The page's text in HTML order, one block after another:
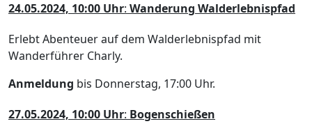
24.05.2024, 10:00 Uhr: Wanderung Walderlebnispfad
Erlebt Abenteuer auf dem Walderlebnispfad mit
Wanderführer Charly.
Anmeldung bis Donnerstag, 17:00 Uhr.
27.05.2024, 10:00 Uhr: Bogenschießen